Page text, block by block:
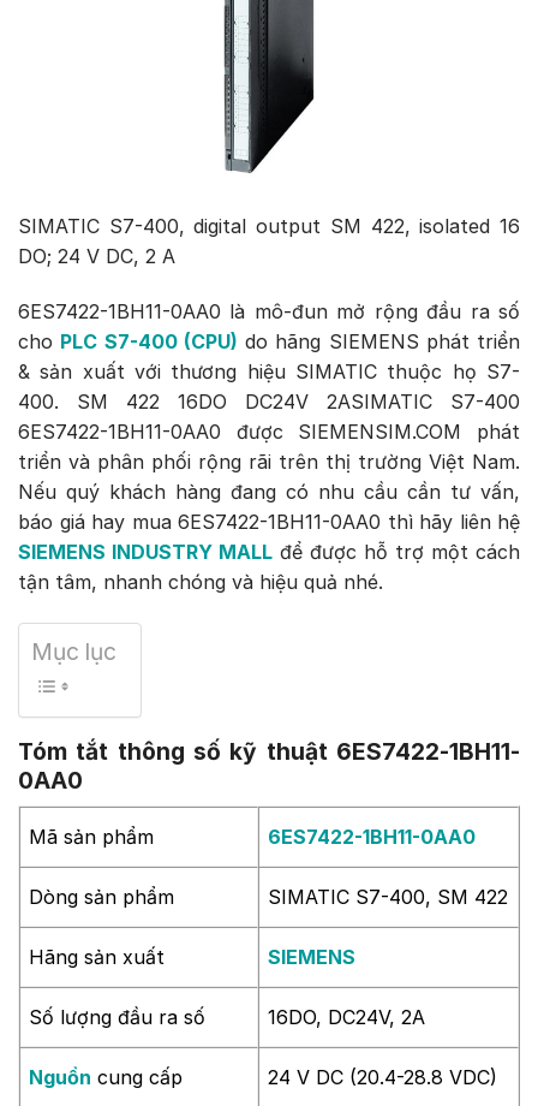
SIMATIC S7-400, digital output SM 422, isolated 16
DO; 24 V DC, 2 A
6ES7422-1BH11-0AA0 là mô-đun mở rộng đầu ra số
cho PLC S7-400 (CPU) do hãng SIEMENS phát triển
& sản xuất với thương hiệu SIMATIC thuộc họ S7-
400. SM 422 16DO DC24V 2ASIMATIC S7-400
6ES7422-1BH11-0AA0 được SIEMENSIM.COM phát
triển và phân phối rộng rãi trên thị trường Việt Nam.
Nếu quý khách hàng đang có nhu cầu cần tư vấn,
báo giá hay mua 6ES7422-1BH11-0AA0 thì hãy liên hệ
SIEMENS INDUSTRY MALL để được hỗ trợ một cách
tận tâm, nhanh chóng và hiệu quả nhé.
Mục lục
Tóm tắt thông số kỹ thuật 6ES7422-1BH11-
0AA0
Mã sản phẩm 6ES7422-1BH11-0AA0
Dòng sản phẩm SIMATIC S7-400, SM 422
Hãng sản xuất SIEMENS
Số lượng đầu ra số 16DO, DC24V, 2A
Nguồn cung cấp 24 V DC (20.4-28.8 VDC)